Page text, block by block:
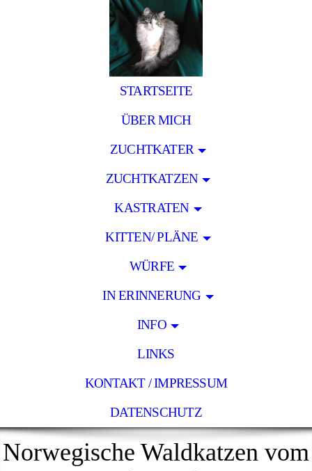
STARTSEITE
ÜBER MICH
ZUCHTKATER
ZUCHTKATZEN
KASTRATEN
KITTEN/ PLÄNE
WÜRFE
IN ERINNERUNG
INFO
LINKS
KONTAKT / IMPRESSUM
DATENSCHUTZ
Norwegische Waldkatzen vom